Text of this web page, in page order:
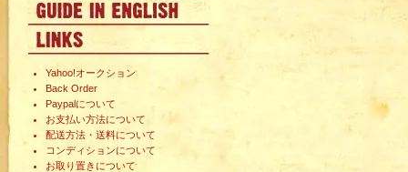
Yahoo!オークション
Back Order
Paypalについて
お支払い方法について
配送方法・送料について
コンディションについて
お取り置きについて